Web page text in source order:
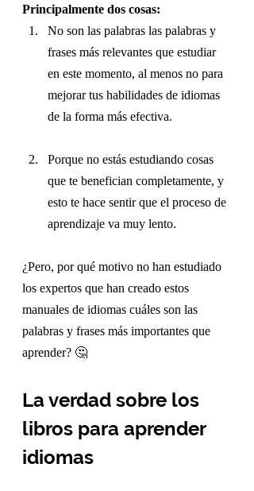
Principalmente dos cosas:
No son las palabras las palabras y
frases más relevantes que estudiar
en este momento, al menos no para
mejorar tus habilidades de idiomas
de la forma más efectiva.
Porque no estás estudiando cosas
que te benefician completamente, y
esto te hace sentir que el proceso de
aprendizaje va muy lento.
¿Pero, por qué motivo no han estudiado
los expertos que han creado estos
manuales de idiomas cuáles son las
palabras y frases más importantes que
aprender?🤔
La verdad sobre los
libros para aprender
idiomas